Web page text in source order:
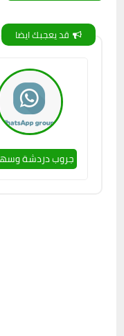
قد يعجبك ايضا